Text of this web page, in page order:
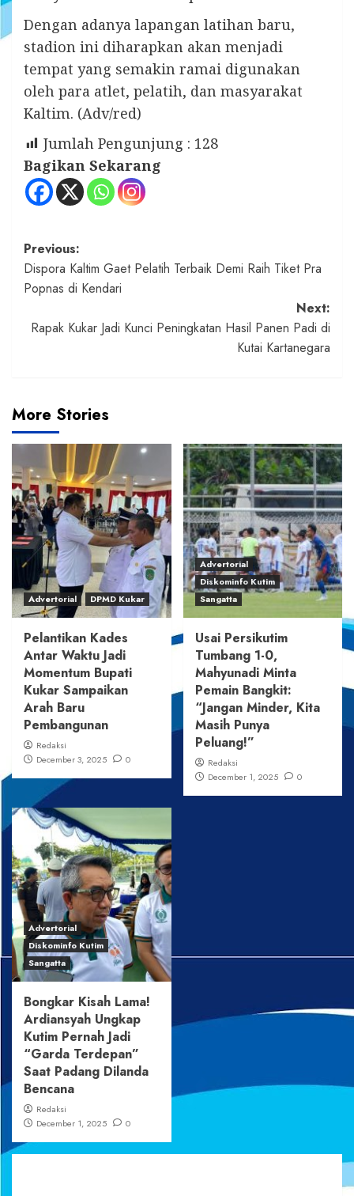
Dengan adanya lapangan latihan baru,
stadion ini diharapkan akan menjadi
tempat yang semakin ramai digunakan
oleh para atlet, pelatih, dan masyarakat
Kaltim. (Adv/red)
Jumlah Pengunjung : 128
Bagikan Sekarang
Post
navigation
Previous:
Dispora Kaltim Gaet Pelatih Terbaik Demi Raih Tiket Pra
Popnas di Kendari
Next:
Rapak Kukar Jadi Kunci Peningkatan Hasil Panen Padi di
Kutai Kartanegara
More Stories
Advertorial DPMD Kukar
Pelantikan Kades
Antar Waktu Jadi
Momentum Bupati
Kukar Sampaikan
Arah Baru
Pembangunan
Redaksi
December 3, 2025
0
Advertorial
Diskominfo Kutim
Sangatta
Usai Persikutim
Tumbang 1-0,
Mahyunadi Minta
Pemain Bangkit:
“Jangan Minder, Kita
Masih Punya
Peluang!”
Redaksi
December 1, 2025
0
Advertorial
Diskominfo Kutim
Sangatta
Bongkar Kisah Lama!
Ardiansyah Ungkap
Kutim Pernah Jadi
“Garda Terdepan”
Saat Padang Dilanda
Bencana
Redaksi
December 1, 2025
0